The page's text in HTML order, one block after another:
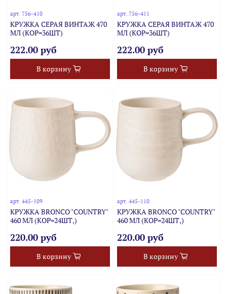
арт.756-410
КРУЖКА СЕРАЯ ВИНТАЖ 470
МЛ (КОР=36ШТ)
222.00 руб
В корзину
арт. 756-411
КРУЖКА СЕРАЯ ВИНТАЖ 470
МЛ (КОР=36ШТ)
222.00 руб
В корзину
арт.445-109
КРУЖКА BRONCO "COUNTRY"
460 МЛ (КОР=24ШТ,)
220.00 руб
В корзину
арт. 445-110
КРУЖКА BRONCO "COUNTRY"
460 МЛ (КОР=24ШТ,)
220.00 руб
В корзину